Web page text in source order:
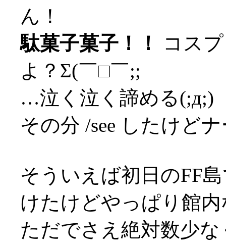
ん！
駄菓子菓子！！
コス
よ？Σ(￣□￣;;
…泣く泣く諦める(;д;)
その分 /see したけど
そういえば初日のFF
けたけどやっぱり館
ただでさえ絶対数少